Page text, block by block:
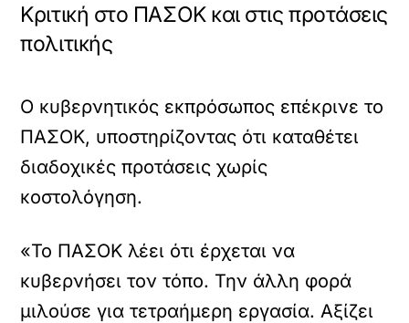
Κριτική στο ΠΑΣΟΚ και στις προτάσεις
πολιτικής
Ο κυβερνητικός εκπρόσωπος επέκρινε το
ΠΑΣΟΚ, υποστηρίζοντας ότι καταθέτει
διαδοχικές προτάσεις χωρίς
κοστολόγηση.
«Το ΠΑΣΟΚ λέει ότι έρχεται να
κυβερνήσει τον τόπο. Την άλλη φορά
μιλούσε για τετραήμερη εργασία. Αξίζει